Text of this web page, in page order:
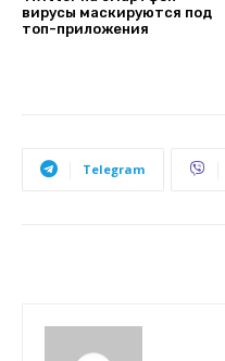
вирусы маскируются под
топ-приложения
Telegram